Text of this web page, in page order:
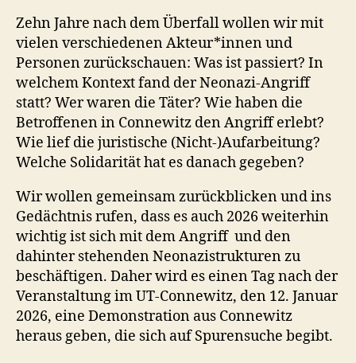
Zehn Jahre nach dem Überfall wollen wir mit
vielen verschiedenen Akteur*innen und
Personen zurückschauen: Was ist passiert? In
welchem Kontext fand der Neonazi-Angriff
statt? Wer waren die Täter? Wie haben die
Betroffenen in Connewitz den Angriff erlebt?
Wie lief die juristische (Nicht-)Aufarbeitung?
Welche Solidarität hat es danach gegeben?
Wir wollen gemeinsam zurückblicken und ins
Gedächtnis rufen, dass es auch 2026 weiterhin
wichtig ist sich mit dem Angriff und den
dahinter stehenden Neonazistrukturen zu
beschäftigen. Daher wird es einen Tag nach der
Veranstaltung im UT-Connewitz, den 12. Januar
2026, eine Demonstration aus Connewitz
heraus geben, die sich auf Spurensuche begibt.